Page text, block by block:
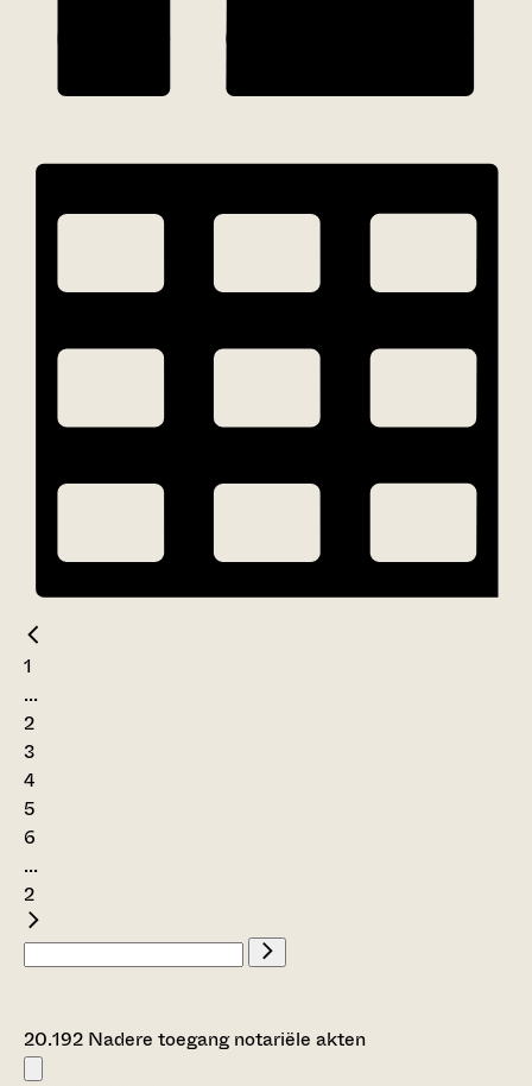
1
...
2
3
4
5
6
...
2
20.192 Nadere toegang notariële akten